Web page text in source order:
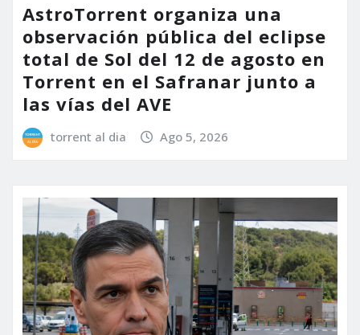
AstroTorrent organiza una
observación pública del eclipse
total de Sol del 12 de agosto en
Torrent en el Safranar junto a
las vías del AVE
torrent al dia Ago 5, 2026